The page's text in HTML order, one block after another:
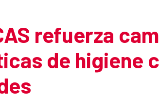
refuerza
de higiene